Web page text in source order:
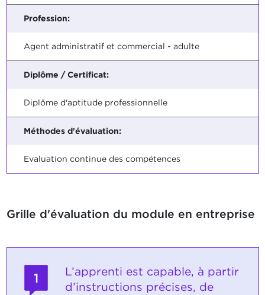
Profession:
Agent administratif et commercial - adulte
Diplôme / Certificat:
Diplôme d'aptitude professionnelle
Méthodes d'évaluation:
Evaluation continue des compétences
Grille d'évaluation du module en entreprise
1
L’apprenti est capable, à partir
d’instructions précises, de